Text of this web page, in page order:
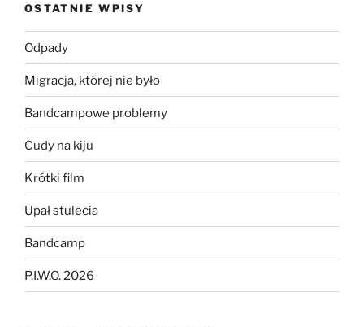
OSTATNIE WPISY
Odpady
Migracja, której nie było
Bandcampowe problemy
Cudy na kiju
Krótki film
Upał stulecia
Bandcamp
P.I.W.O. 2026